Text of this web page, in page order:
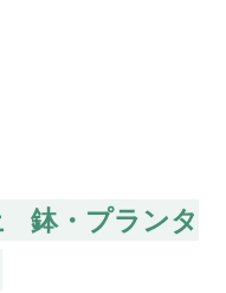
鉢・プランタ